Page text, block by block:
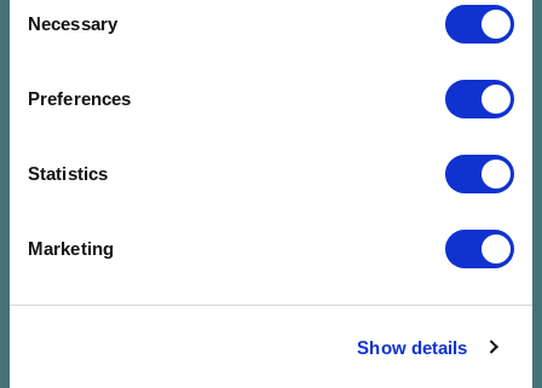
Selection
Necessary
Preferences
Statistics
Marketing
Show details
Nincs találat a
megadott
szűrésre